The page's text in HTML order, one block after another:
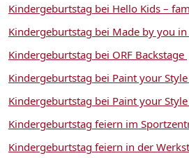
Kindergeburtstag bei Hello Kids –
Kindergeburtstag bei Made by you in
Kindergeburtstag bei ORF Backstage
Kindergeburtstag bei Paint your
Kindergeburtstag bei Paint your
Kindergeburtstag feiern im
Kindergeburtstag feiern in der